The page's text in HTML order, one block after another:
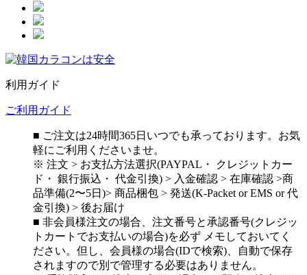
利用ガイド
ご利用ガイド
■ ご注文は24時間365日いつでも承っております。お気
軽にご利用くださいませ。
※ 注文 > お支払方法選択(PAYPAL・ クレジットカー
ド・ 銀行振込・ 代金引換) > 入金確認 > 在庫確認 >商
品準備(2〜5日)> 商品梱包 > 発送(K-Packet or EMS or 代
金引換) > 後お届け
■ 非会員様注文の場合、注文番号と承認番号(クレジッ
トカートでお支払いの場合)を必ず メモしておいてく
ださい。但し、会員様の場合(IDで検索)、自動で保存
されますので別で管理する必要はありません。